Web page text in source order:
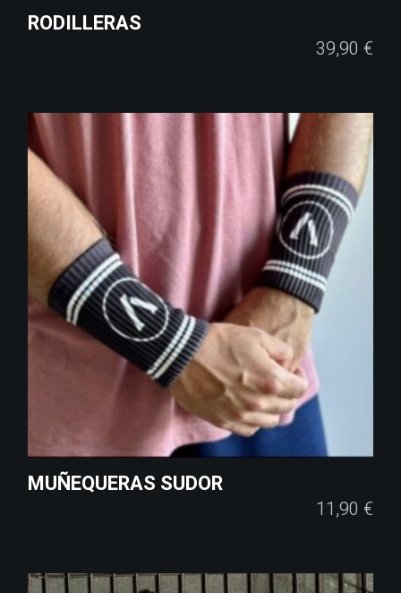
RODILLERAS
39,90 €
MUÑEQUERAS SUDOR
11,90 €